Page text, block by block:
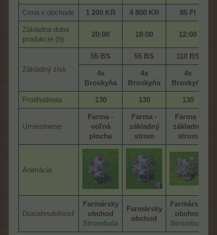
Cena v obchode 1 200 KR 4 800 KR 85 Fl
Základná doba
produkcie (h)
20:00 18:00 12:00
Základný zisk
55 BS 55 BS 110 BS
4x
Broskyňa
4x
Broskyňa
4x
Broskyňa
Protihodnota 130 130 130
Umiestnenie
Farma -
voľná
plocha
Farma -
základný
strom
Farma -
základný
strom
Animácia
Dosiahnuteľnosť
Farmársky
obchod
Strombola
Farmársky
obchod
Farmársky
obchod
Strombola